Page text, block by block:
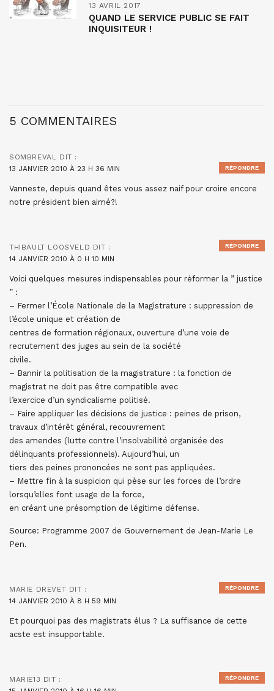
13 AVRIL 2017
QUAND LE SERVICE PUBLIC SE FAIT
INQUISITEUR !
5 COMMENTAIRES
SOMBREVAL
DIT :
13 JANVIER 2010 À 23 H 36 MIN
Vanneste, depuis quand êtes vous assez naif pour croire encore
notre président bien aimé?!
RÉPONDRE
THIBAULT LOOSVELD DIT :
14 JANVIER 2010 À 0 H 10 MIN
Voici quelques mesures indispensables pour réformer la ” justice
” :
– Fermer l’École Nationale de la Magistrature : suppression de
l’école unique et création de
centres de formation régionaux, ouverture d’une voie de
recrutement des juges au sein de la société
civile.
– Bannir la politisation de la magistrature : la fonction de
magistrat ne doit pas être compatible avec
l’exercice d’un syndicalisme politisé.
– Faire appliquer les décisions de justice : peines de prison,
travaux d’intérêt général, recouvrement
des amendes (lutte contre l’insolvabilité organisée des
délinquants professionnels). Aujourd’hui, un
tiers des peines prononcées ne sont pas appliquées.
– Mettre fin à la suspicion qui pèse sur les forces de l’ordre
lorsqu’elles font usage de la force,
en créant une présomption de légitime défense.
Source: Programme 2007 de Gouvernement de Jean-Marie Le
Pen.
RÉPONDRE
MARIE DREVET DIT :
14 JANVIER 2010 À 8 H 59 MIN
Et pourquoi pas des magistrats élus ? La suffisance de cette
acste est insupportable.
RÉPONDRE
MARIE13 DIT :
RÉPONDRE